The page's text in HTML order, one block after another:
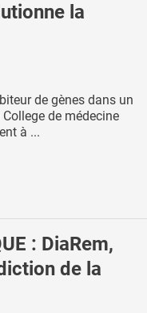
la
de gènes dans un
de médecine
à ...
: DiaRem,
de la